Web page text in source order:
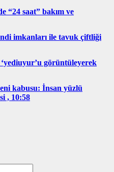
“24 saat” bakım ve
imkanları ile tavuk çiftliği
görüntüleyerek
kabusu: İnsan yüzlü
, 10:58